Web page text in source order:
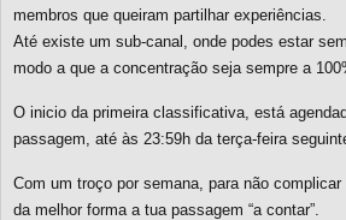
membros que queiram partilhar experiências.
Até existe um sub-canal, onde podes estar
modo a que a concentração seja sempre a
O inicio da primeira classificativa, está
passagem, até às 23:59h da terça-feira
Com um troço por semana, para não
da melhor forma a tua passagem “a contar”.